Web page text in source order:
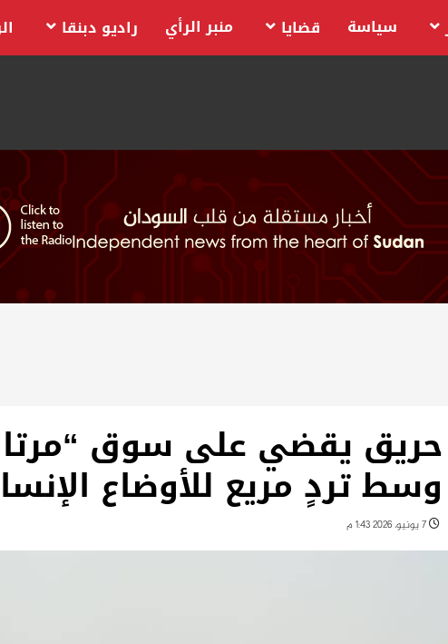
سياسة قضايا منبر الرأي راديو دبنقا
حريق يقضي على سوق
وسط تردٍ مريع للأوضاع
7 يونيو، 2026 1:43 م